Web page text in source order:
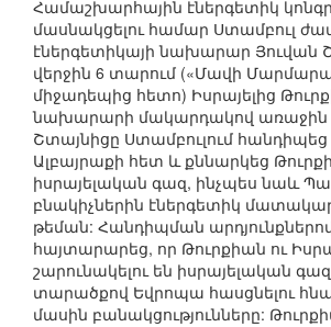
Համաշխարհային էներգետիկ
մասնակցելու համար Ստամբուլ
էներգետիկայի նախարար Յուվան
վերջին 6 տարում («Մավի
միջադեպից հետո) Իսրայելից
նախարարի մակարդակով առաջին
Շտայնիցը Ստամբուլում
Ալբայրաքի հետ և քննարկեց
իսրայելական գազ, ինչպես նաև
բնակիչներին էներգետիկ
թեման: Հանդիպման
հայտարարեց, որ Թուրքիան ու
շարունակելու են իսրայելական
տարածքով Եվրոպա հասցնելու
մասին բանակցությունները: